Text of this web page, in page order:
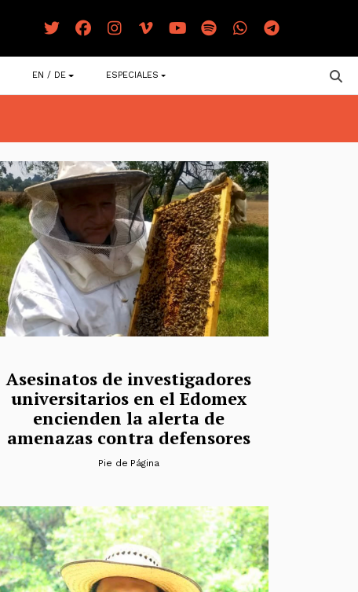
EN / DE ESPECIALES
Asesinatos de investigadores
universitarios en el Edomex
encienden la alerta de
amenazas contra defensores
Pie de Página